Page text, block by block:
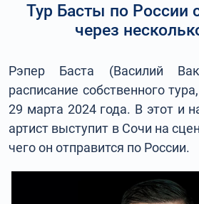
Тур Басты по России
через
Рэпер Баста (Василий
расписание собственного
29 марта 2024 года. В этот и
артист выступит в Сочи на
чего он отправится по России.